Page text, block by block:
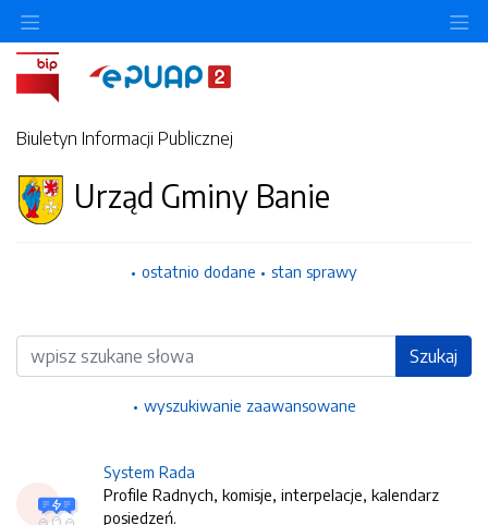
Biuletyn Informacji Publicznej
Urząd Gminy Banie
ostatnio dodane stan sprawy
Wyszukiwarka Szukaj
wyszukiwanie zaawansowane
System Rada
Profile Radnych, komisje, interpelacje, kalendarz
posiedzeń.